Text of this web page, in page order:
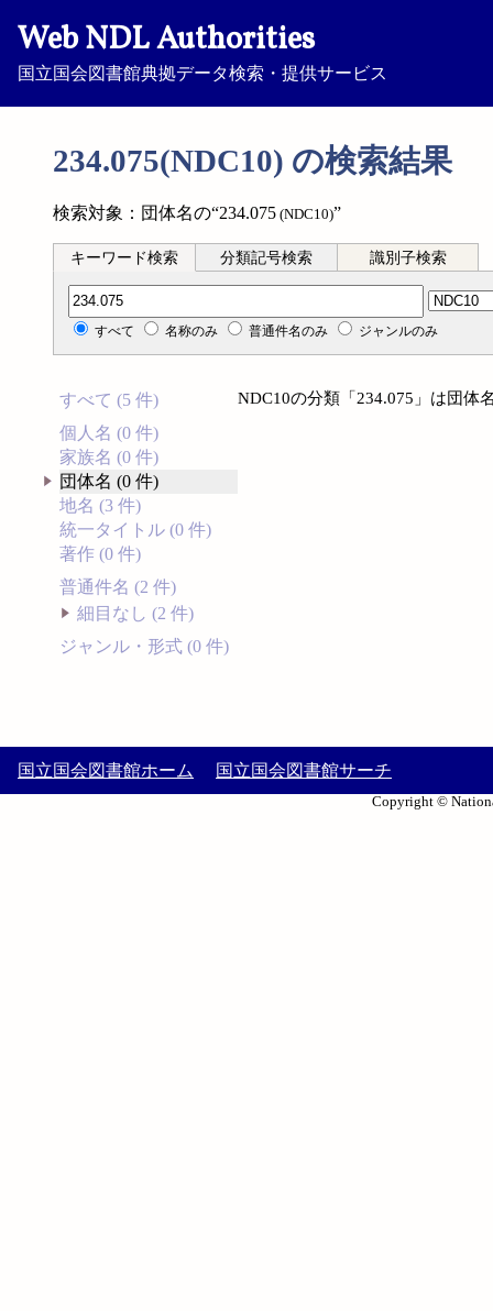
Web NDL Authorities
国立国会図書館典拠データ検索・提供サービス
234.075(NDC10) の検索結果
検索対象：団体名の“234.075 (NDC10)”
キーワード検索 分類記号検索 識別子検索
分類記号検索
すべて 名称のみ 普通件名のみ ジャンルのみ
すべて (5 件)
個人名 (0 件)
家族名 (0 件)
団体名 (0 件)
地名 (3 件)
統一タイトル (0 件)
著作 (0 件)
普通件名 (2 件)
細目なし (2 件)
ジャンル・形式 (0 件)
NDC10の分類「234.075」は団体
国立国会図書館ホーム 国立国会図書館サーチ
Copyright ©